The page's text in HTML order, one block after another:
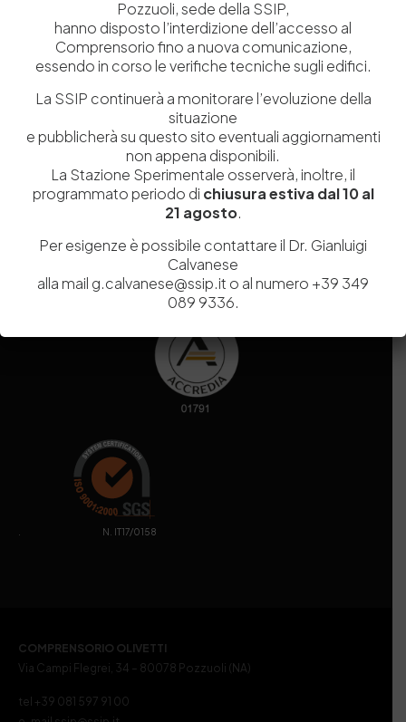
Contatti
Amministrazione Trasparente
07936981211
Iscrizione REANA 920756
Codice di iscrizione all’Anagrafe Nazionale delle Ricerche del
000290_EIRI
Capitale Sociale
Euro
9.690.240,00
stazionesperimentaleindustriapelli@legalmail.it
Sede legaleVia Campi Flegrei, 34 – 80078 Pozzuoli (NA) – Tel. +39
. N. IT17/0158
COMPRENSORIO OLIVETTI
Via Campi Flegrei, 34 – 80078 Pozzuoli (NA)
tel +39 081 597 91 00
Pozzuoli, sede della SSIP,
hanno disposto l’interdizione dell’accesso al
Comprensorio fino a nuova comunicazione,
essendo in corso le verifiche tecniche sugli edifici.
La SSIP continuerà a monitorare l’evoluzione della
situazione
e pubblicherà su questo sito eventuali aggiornamenti
non appena disponibili.
La Stazione Sperimentale osserverà, inoltre, il
programmato periodo di chiusura estiva dal 10 al
21 agosto.
Per esigenze è possibile contattare il Dr. Gianluigi
Calvanese
alla mail g.calvanese@ssip.it o al numero +39 349
089 9336.